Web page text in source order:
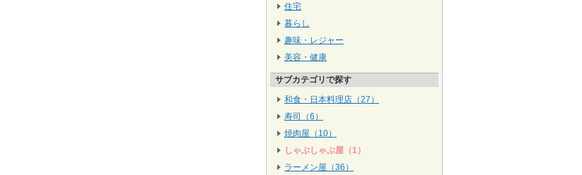
住宅
暮らし
趣味・レジャー
美容・健康
サブカテゴリで探す
和食・日本料理店（27）
寿司（6）
焼肉屋（10）
しゃぶしゃぶ屋（1）
ラーメン屋（36）